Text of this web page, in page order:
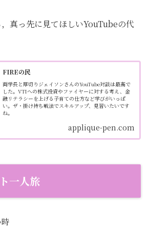
真っ先に見てほしいYouTubeの代
FIREの民
両学長と厚切りジェイソンさんのYouTube対談は最高で
した。VTIへの株式投資やファイヤーに対する考え、金
融リテラシーを上げる子育ての仕方など学びがいっぱ
い。ザ・掛け持ち戦法でスキルアップ、見習いたいです
ね。
applique-pen.com
一人旅